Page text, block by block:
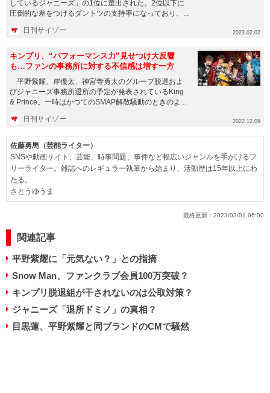
しているジャニーズ」の1位に選出された。2位以下に
圧倒的な差をつけるダントツの支持率になっており、...
日刊サイゾー 2023.02.02
キンプリ、“パフォーマンス力”見せつけ大反響
も…ファンの事務所に対する不信感は増す一方
平野紫耀、岸優太、神宮寺勇太のグループ脱退およ
びジャニーズ事務所退所の予定が発表されているKing
& Prince。一時はかつてのSMAP解散騒動のときのよ...
日刊サイゾー 2022.12.09
佐藤勇馬（芸能ライター）
SNSや動画サイト、芸能、時事問題、事件など幅広いジャンルを手がけるフ
リーライター。雑誌へのレギュラー執筆から始まり、活動歴は15年以上にわ
たる。
さとうゆうま
最終更新： 2023/03/01 06:00
関連記事
平野紫耀に「元気ない？」との指摘
Snow Man、ファンクラブ会員100万突破？
キンプリ脱退組が干されないのは公取対策？
ジャニーズ「退所ドミノ」の真相？
目黒蓮、平野紫耀と同ブランドのCMで騒然